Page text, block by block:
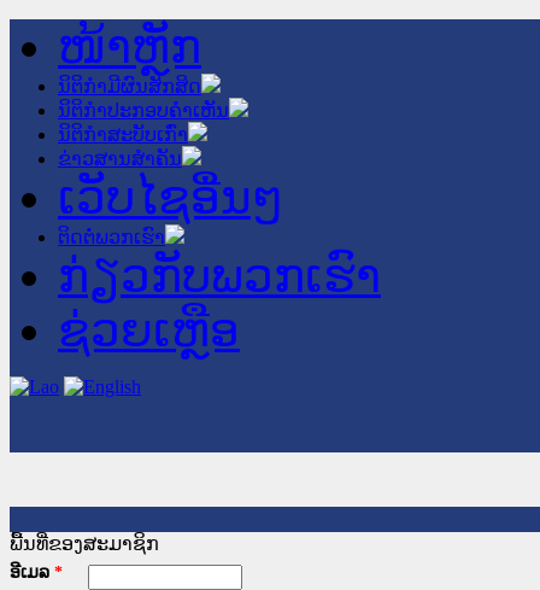
ໜ້າຫຼັກ
ນິຕິກໍາມີຜົນສັກສິດ
ນິຕິກໍາປະກອບຄໍາເຫັນ
ນິຕິກໍາສະບັບເກົ່າ
ຂ່າວສານສໍາຄັນ
ເວັບໄຊອື່ນໆ
ຕິດຕໍ່ພວກເຮົາ
ກ່ຽວກັບພວກເຮົາ
ຊ່ວຍເຫຼືອ
ພື້ນທີ່ຂອງສະມາຊິກ
ອີເມລ *